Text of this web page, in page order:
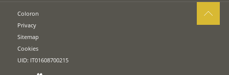
Coloron
Privacy
Sitemap
Cookies
UID: IT01608700215